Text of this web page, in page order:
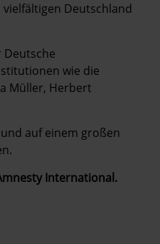
Deutschland
wie die
Müller, Herbert
auf einem großen
International.